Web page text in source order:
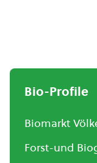
Bio-Profile
Biomarkt
Forst-und